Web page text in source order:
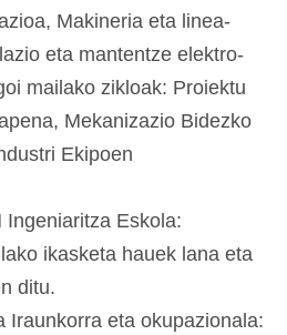
Makineria eta linea-
eta mantentze elektro-
mailako zikloak: Proiektu
Mekanizazio Bidezko
Ekipoen
Ingeniaritza Eskola:
ikasketa hauek lana eta
ditu.
Iraunkorra eta okupazionala: